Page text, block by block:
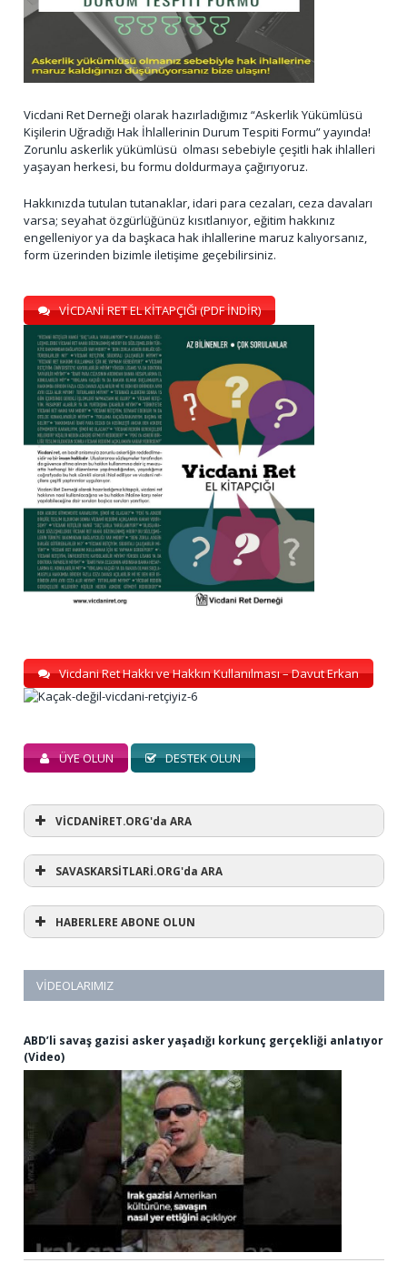
Vicdani Ret Derneği olarak hazırladığımız “Askerlik Yükümlüsü
Kişilerin Uğradığı Hak İhlallerinin Durum Tespiti Formu” yayında!
Zorunlu askerlik yükümlüsü olması sebebiyle çeşitli hak ihlalleri
yaşayan herkesi, bu formu doldurmaya çağırıyoruz.
Hakkınızda tutulan tutanaklar, idari para cezaları, ceza davaları
varsa; seyahat özgürlüğünüz kısıtlanıyor, eğitim hakkınız
engelleniyor ya da başkaca hak ihlallerine maruz kalıyorsanız,
form üzerinden bizimle iletişime geçebilirsiniz.
VİCDANİ RET EL KİTAPÇIĞI (PDF İNDİR)
Vicdani Ret Hakkı ve Hakkın Kullanılması – Davut Erkan
ÜYE OLUN DESTEK OLUN
VİCDANİRET.ORG'da ARA
SAVASKARSİTLARİ.ORG'da ARA
HABERLERE ABONE OLUN
VIDEOLARIMIZ
ABD’li savaş gazisi asker yaşadığı korkunç gerçekliği anlatıyor
(Video)